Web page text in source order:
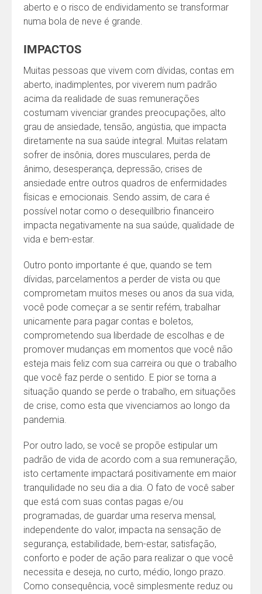
aberto e o risco de endividamento se transformar
numa bola de neve é grande.
IMPACTOS
Muitas pessoas que vivem com dívidas, contas em
aberto, inadimplentes, por viverem num padrão
acima da realidade de suas remunerações
costumam vivenciar grandes preocupações, alto
grau de ansiedade, tensão, angústia, que impacta
diretamente na sua saúde integral. Muitas relatam
sofrer de insônia, dores musculares, perda de
ânimo, desesperança, depressão, crises de
ansiedade entre outros quadros de enfermidades
físicas e emocionais. Sendo assim, de cara é
possível notar como o desequilíbrio financeiro
impacta negativamente na sua saúde, qualidade de
vida e bem-estar.
Outro ponto importante é que, quando se tem
dívidas, parcelamentos a perder de vista ou que
comprometam muitos meses ou anos da sua vida,
você pode começar a se sentir refém, trabalhar
unicamente para pagar contas e boletos,
comprometendo sua liberdade de escolhas e de
promover mudanças em momentos que você não
esteja mais feliz com sua carreira ou que o trabalho
que você faz perde o sentido. E pior se torna a
situação quando se perde o trabalho, em situações
de crise, como esta que vivenciamos ao longo da
pandemia.
Por outro lado, se você se propõe estipular um
padrão de vida de acordo com a sua remuneração,
isto certamente impactará positivamente em maior
tranquilidade no seu dia a dia. O fato de você saber
que está com suas contas pagas e/ou
programadas, de guardar uma reserva mensal,
independente do valor, impacta na sensação de
segurança, estabilidade, bem-estar, satisfação,
conforto e poder de ação para realizar o que você
necessita e deseja, no curto, médio, longo prazo.
Como consequência, você simplesmente reduz ou